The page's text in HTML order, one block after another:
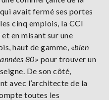
avait fermé ses portes
cinq emplois, la CCI
en misant sur une
haut de gamme, «bien
80» pour trouver un
De son côté,
avec l’architecte de la
toutes les